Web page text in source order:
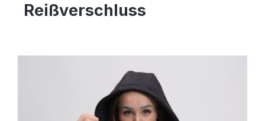
Reißverschluss